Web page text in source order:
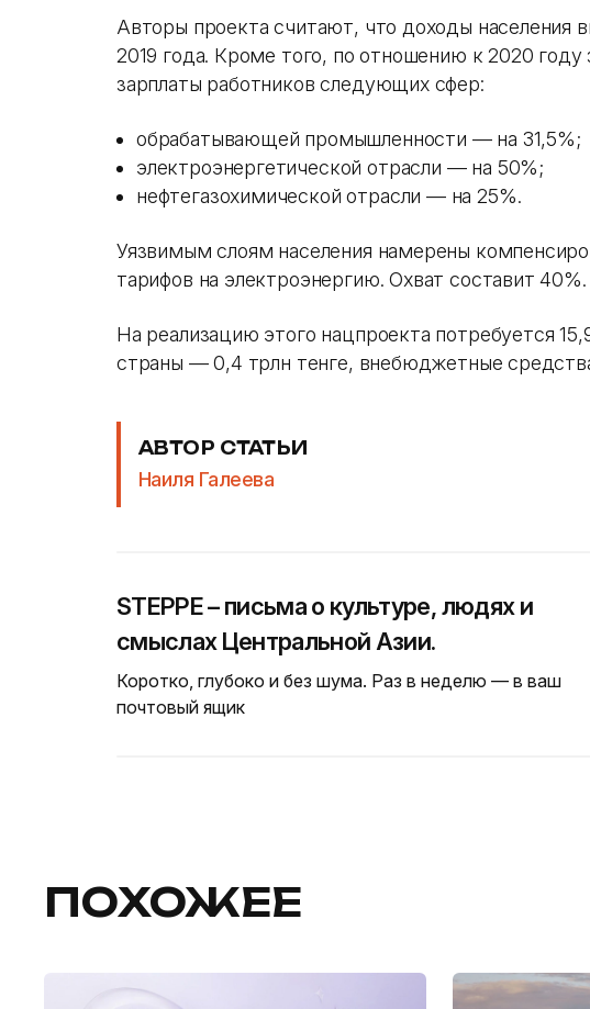
Авторы проекта считают, что доходы населения
2019 года. Кроме того, по отношению к 2020 году
зарплаты работников следующих сфер:
обрабатывающей промышленности — на 31,5%;
электроэнергетической отрасли — на 50%;
нефтегазохимической отрасли — на 25%.
Уязвимым слоям населения намерены
тарифов на электроэнергию. Охват составит 40%.
На реализацию этого нацпроекта потребуется
страны — 0,4 трлн тенге, внебюджетные
АВТОР СТАТЬИ
Наиля Галеева
STEPPE – письма о культуре, людях и
смыслах Центральной Азии.
Коротко, глубоко и без шума. Раз в неделю — в ваш
почтовый ящик
ПОХОЖЕЕ